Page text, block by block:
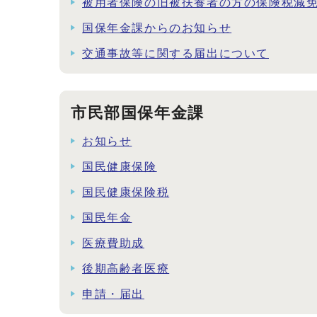
国保年金課からのお知らせ
交通事故等に関する届出について
市民部国保年金課
お知らせ
国民健康保険
国民健康保険税
国民年金
医療費助成
後期高齢者医療
申請・届出